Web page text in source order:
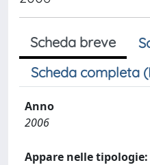
Scheda breve
Scheda completa
Anno
2006
Appare nelle tipologie: